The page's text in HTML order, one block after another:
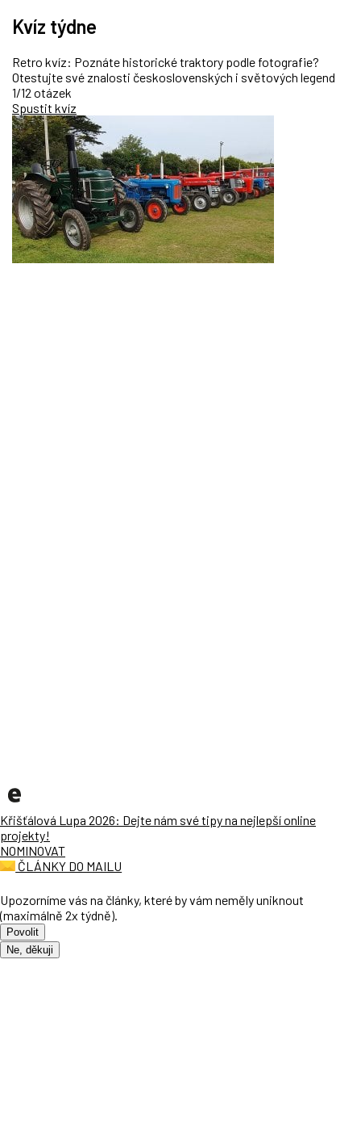
Kvíz týdne
Retro kvíz: Poznáte historické traktory podle fotografie?
Otestujte své znalosti československých i světových legend
1/12 otázek
Spustit kvíz
Křišťálová Lupa 2026: Dejte nám své tipy na nejlepší online
projekty!
NOMINOVAT
ČLÁNKY DO MAILU
Upozorníme vás na články, které by vám neměly uniknout
(maximálně 2x týdně).
Povolit
Ne, děkuji